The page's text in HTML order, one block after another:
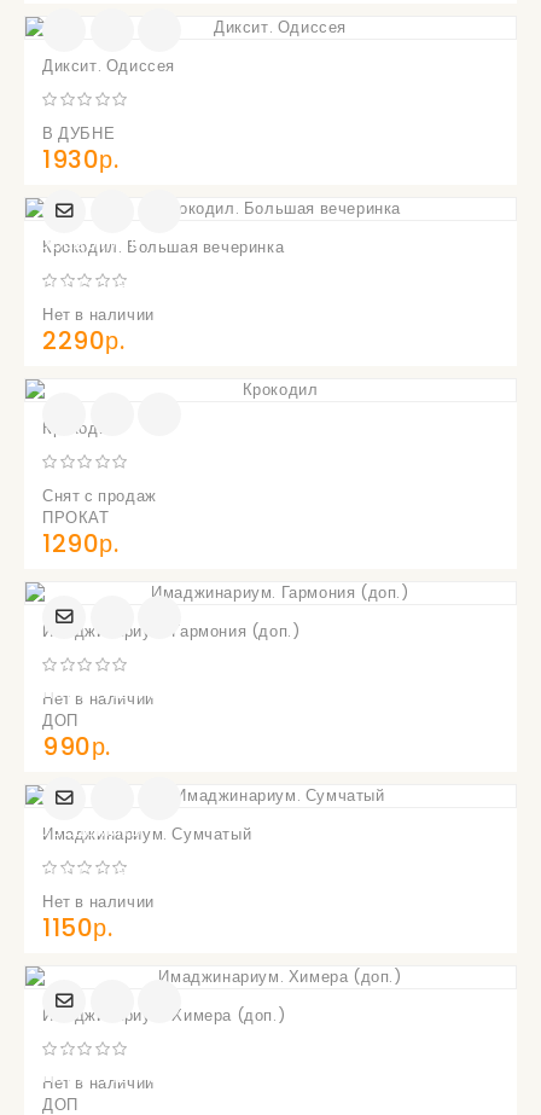
Диксит. Одиссея
В ДУБНЕ
1930р.
Крокодил. Большая вечеринка
Нет в наличии
2290р.
УВЕДОМИТЬ
ПОСТУПЛЕНИИ
Крокодил
Снят с продаж
ПРОКАТ
1290р.
Имаджинариум. Гармония (доп.)
Нет в наличии
ДОП
990р.
О
ПОСТУПЛЕНИИ
Имаджинариум. Сумчатый
Нет в наличии
1150р.
УВЕДОМИТЬ
ПОСТУПЛЕНИИ
Имаджинариум. Химера (доп.)
Нет в наличии
ДОП
О
ПОСТУПЛЕНИИ